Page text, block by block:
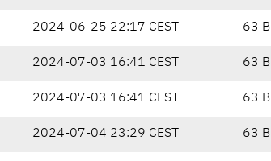
2024-06-25 22:17 CEST 63 B
2024-07-03 16:41 CEST 63 B
2024-07-03 16:41 CEST 63 B
2024-07-04 23:29 CEST 63 B